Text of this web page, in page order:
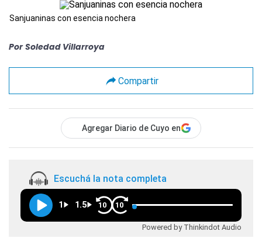
Sanjuaninas con esencia nochera
Por Soledad Villarroya
Compartir
Agregar Diario de Cuyo en
Escuchá la nota completa
1 1.5 10 10
Powered by Thinkindot Audio